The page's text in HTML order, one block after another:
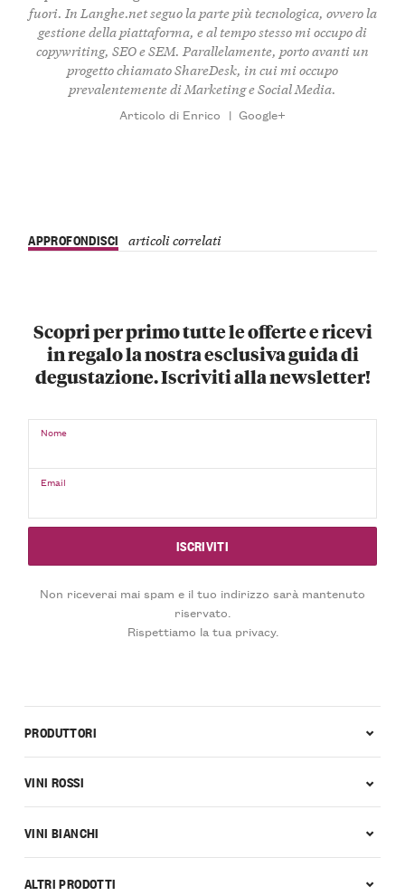
fuori. In Langhe.net seguo la parte più tecnologica, ovvero la
gestione della piattaforma, e al tempo stesso mi occupo di
copywriting, SEO e SEM. Parallelamente, porto avanti un
progetto chiamato ShareDesk, in cui mi occupo
prevalentemente di Marketing e Social Media.
Articolo di Enrico | Google+
APPROFONDISCI articoli correlati
Scopri per primo tutte le offerte e ricevi
in regalo la nostra esclusiva guida di
degustazione. Iscriviti alla newsletter!
Nome
Email
Non riceverai mai spam e il tuo indirizzo sarà mantenuto
riservato.
Rispettiamo la tua privacy.
PRODUTTORI
VINI ROSSI
VINI BIANCHI
ALTRI PRODOTTI